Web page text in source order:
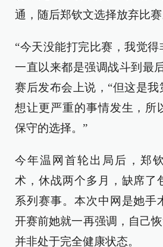
通，随后郑钦文选择放弃比赛
“今天没能打完比赛，我觉
一直以来都是强调战斗到最
赛后发布会上说，“但这是
想让更严重的事情发生，所
保守的选择。”
今年温网首轮出局后，郑
术，休战两个多月，缺席了
系列赛事。本次中网是她手
开赛前她就一再强调，自己恢
并非处于完全健康状态。